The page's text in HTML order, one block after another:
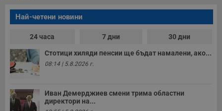
Най-четени новини
24 часа 7 дни 30 дни
Стотици хиляди пенсии ще бъдат намалени, ако...
08:14 | 5.8.2026 г.
Иван Демерджиев смени трима областни
директори на...